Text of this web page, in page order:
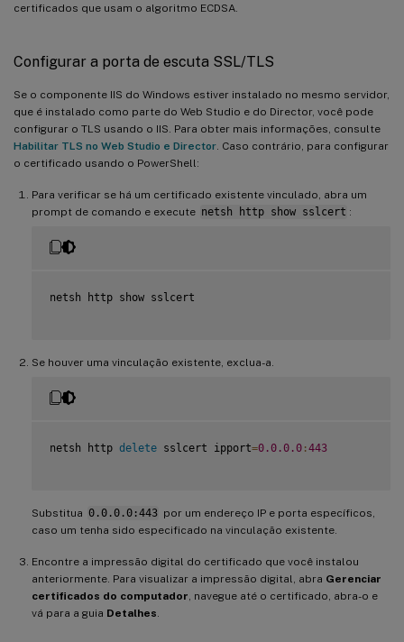
certificados que usam o algoritmo ECDSA.
Configurar a porta de escuta SSL/TLS
Se o componente IIS do Windows estiver instalado no mesmo servidor,
que é instalado como parte do Web Studio e do Director, você pode
configurar o TLS usando o IIS. Para obter mais informações, consulte
Habilitar TLS no Web Studio e Director . Caso contrário, para configurar
o certificado usando o PowerShell:
Para verificar se há um certificado existente vinculado, abra um
prompt de comando e execute netsh http show sslcert :
netsh http show sslcert
Se houver uma vinculação existente, exclua-a.
netsh http delete sslcert ipport=0.0 .0 .0 :443
Substitua 0.0.0.0:443 por um endereço IP e porta específicos,
caso um tenha sido especificado na vinculação existente.
Encontre a impressão digital do certificado que você instalou
anteriormente. Para visualizar a impressão digital, abra Gerenciar
certificados do computador , navegue até o certificado, abra-o e
vá para a guia Detalhes